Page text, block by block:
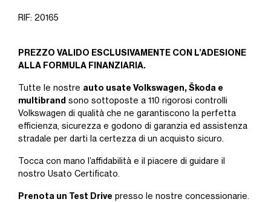
RIF: 20165
PREZZO VALIDO ESCLUSIVAMENTE CON L’ADESIONE
ALLA FORMULA FINANZIARIA.
Tutte le nostre auto usate Volkswagen, Škoda e
multibrand sono sottoposte a 110 rigorosi controlli
Volkswagen di qualità che ne garantiscono la perfetta
efficienza, sicurezza e godono di garanzia ed assistenza
stradale per darti la certezza di un acquisto sicuro.
Tocca con mano l’affidabilità e il piacere di guidare il
nostro Usato Certificato.
Prenota un Test Drive presso le nostre concessionarie.